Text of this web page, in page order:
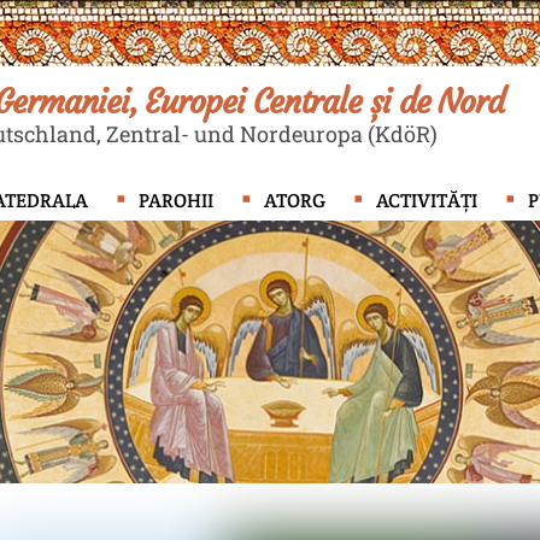
Europei Centrale și de Nord
Zentral- und Nordeuropa (KdöR)
PAROHII ATORG ACTIVITĂȚI